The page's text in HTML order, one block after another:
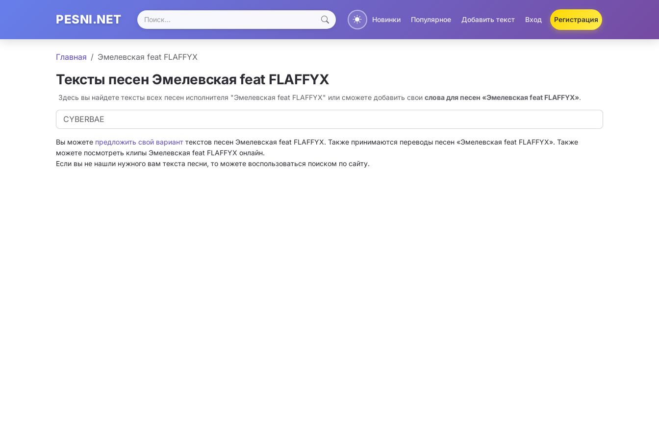
PESNI.NET Новинки Популярное Добавить текст Вход Регистрация
Главная Эмелевская feat FLAFFYX
Тексты песен Эмелевская feat FLAFFYX
Здесь вы найдете тексты всех песен исполнителя "Эмелевская feat FLAFFYX" или сможете добавить свои слова для песен «Эмелевская feat FLAFFYX».
CYBERBAE
Вы можете предложить свой вариант текстов песен Эмелевская feat FLAFFYX. Также принимаются переводы песен «Эмелевская feat FLAFFYX». Также
можете посмотреть клипы Эмелевская feat FLAFFYX онлайн.
Если вы не нашли нужного вам текста песни, то можете воспользоваться поиском по сайту.